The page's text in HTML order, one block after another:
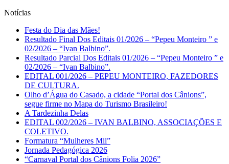
Notícias
Festa do Dia das Mães!
Resultado Final Dos Editais 01/2026 – “Pepeu Monteiro ” e
02/2026 – “Ivan Balbino”.
Resultado Parcial Dos Editais 01/2026 – “Pepeu Monteiro ” e
02/2026 – “Ivan Balbino”.
EDITAL 001/2026 – PEPEU MONTEIRO, FAZEDORES
DE CULTURA.
Olho d’Água do Casado, a cidade “Portal dos Cânions”,
segue firme no Mapa do Turismo Brasileiro!
A Tardezinha Delas
EDITAL 002/2026 – IVAN BALBINO, ASSOCIAÇÕES E
COLETIVO.
Formatura “Mulheres Mil”
Jornada Pedagógica 2026
“Carnaval Portal dos Cânions Folia 2026”